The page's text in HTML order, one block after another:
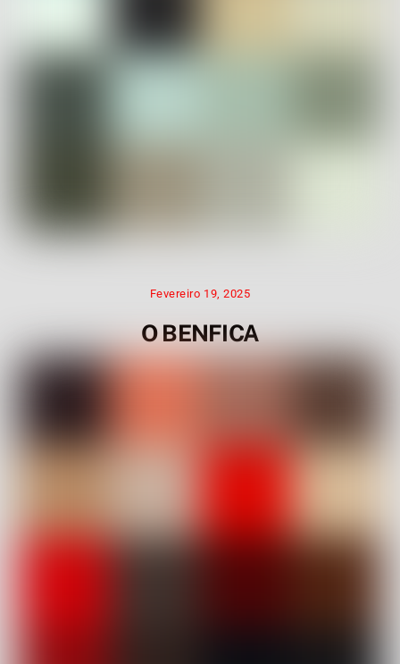
Fevereiro 19, 2025
O BENFICA